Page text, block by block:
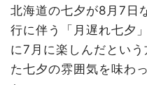
北海道の七夕が8月7日
行に伴う「月遅れ七夕
に7月に楽しんだとい
た七夕の雰囲気を味わ